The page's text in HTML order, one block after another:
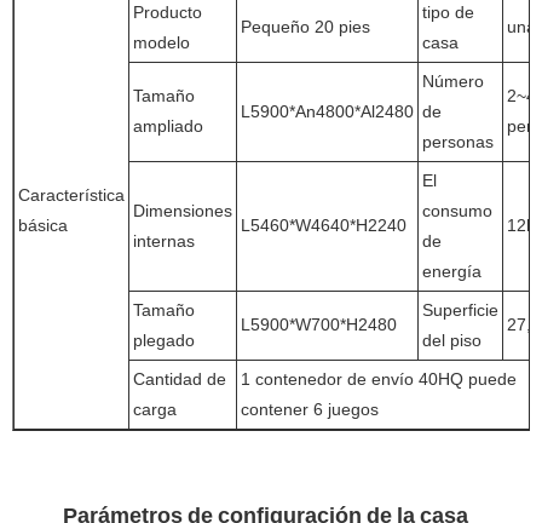
Característica
básica
Producto
modelo
Pequeño 20 pies
tipo de
casa
una
Tamaño
ampliado
L5900*An4800*Al2480
Número
de
personas
2~4
Dimensiones
internas
L5460*W4640*H2240
El
consumo
de
energía
Tamaño
plegado
L5900*W700*H2480
Superficie
del piso
Cantidad de
carga
1 contenedor de envío 40HQ puede
contener 6 juegos
Parámetros de configuración de la casa